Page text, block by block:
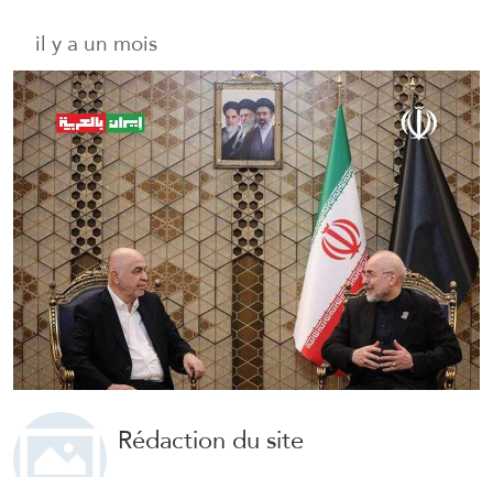
il y a un mois
Rédaction du site